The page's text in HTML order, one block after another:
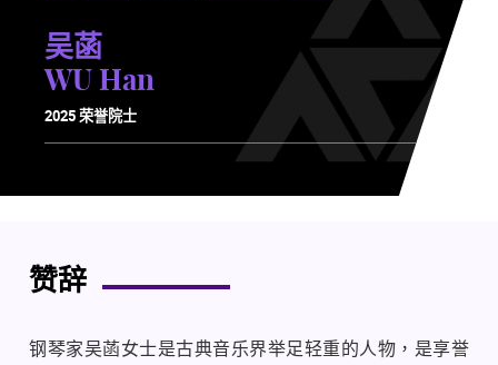
吴菡
WU Han
2025 荣誉院士
赞辞
钢琴家吴菡女士是古典音乐界举足轻重的人物，是享誉